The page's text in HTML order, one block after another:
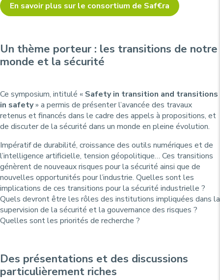
En savoir plus sur le consortium de Saf€ra
Un thème porteur : les transitions de notre
monde et la sécurité
Ce symposium, intitulé « Safety in transition and transitions
in safety» a permis de présenter l’avancée des travaux
retenus et financés dans le cadre des appels à propositions, et
de discuter de la sécurité dans un monde en pleine évolution.
Impératif de durabilité, croissance des outils numériques et de
l’intelligence artificielle, tension géopolitique… Ces transitions
génèrent de nouveaux risques pour la sécurité ainsi que de
nouvelles opportunités pour l’industrie. Quelles sont les
implications de ces transitions pour la sécurité industrielle ?
Quels devront être les rôles des institutions impliquées dans la
supervision de la sécurité et la gouvernance des risques ?
Quelles sont les priorités de recherche ?
Des présentations et des discussions
particulièrement riches